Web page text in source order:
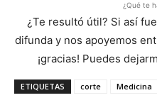
¿Qué te
¿Te resultó útil? Si así
difunda y nos apoyemos
¡gracias! Puedes
ETIQUETAS corte Medicina